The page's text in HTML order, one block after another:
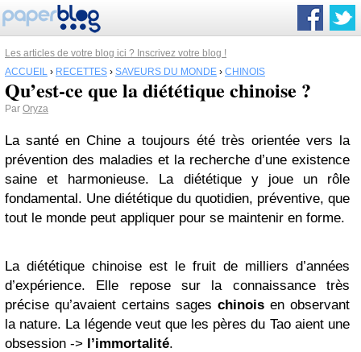
Les articles de votre blog ici ? Inscrivez votre blog !
ACCUEIL › RECETTES › SAVEURS DU MONDE › CHINOIS
Qu’est-ce que la diététique chinoise ?
Par Oryza
La santé en Chine a toujours été très orientée vers la
prévention des maladies et la recherche d’une existence
saine et harmonieuse. La diététique y joue un rôle
fondamental. Une diététique du quotidien, préventive, que
tout le monde peut appliquer pour se maintenir en forme.
La diététique chinoise est le fruit de milliers d’années
d’expérience. Elle repose sur la connaissance très
précise qu’avaient certains sages chinois en observant
la nature. La légende veut que les pères du Tao aient une
obsession -> l’immortalité.